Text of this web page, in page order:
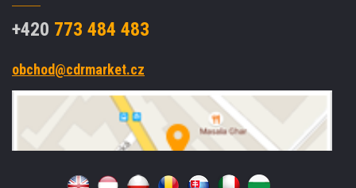
+420 773 484 483
obchod@cdrmarket.cz